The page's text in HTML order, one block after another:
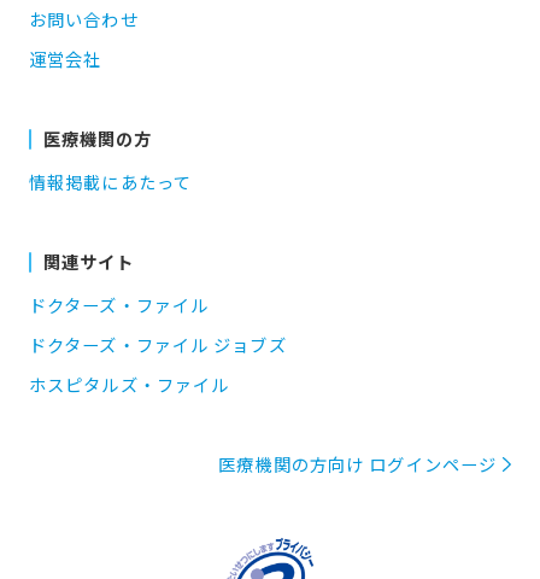
お問い合わせ
運営会社
医療機関の方
情報掲載にあたって
関連サイト
ドクターズ・ファイル
ドクターズ・ファイル ジョブズ
ホスピタルズ・ファイル
医療機関の方向け ログインページ